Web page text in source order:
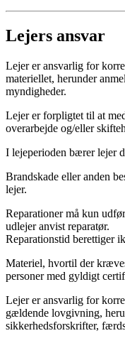
Lejers ansvar
Lejer er ansvarlig for
materiellet, herunder
myndigheder.
Lejer er forpligtet til at
overarbejde og/eller
I lejeperioden bærer lejer
Brandskade eller anden
lejer.
Reparationer må kun
udlejer anvist reparatør.
Reparationstid berettiger
Materiel, hvortil der
personer med gyldigt
Lejer er ansvarlig for
gældende lovgivning,
sikkerhedsforskrifter,